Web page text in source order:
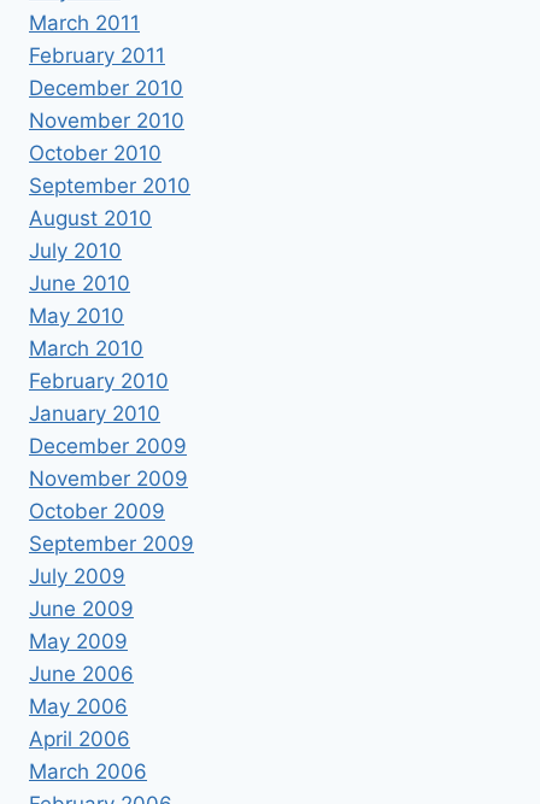
March 2011
February 2011
December 2010
November 2010
October 2010
September 2010
August 2010
July 2010
June 2010
May 2010
March 2010
February 2010
January 2010
December 2009
November 2009
October 2009
September 2009
July 2009
June 2009
May 2009
June 2006
May 2006
April 2006
March 2006